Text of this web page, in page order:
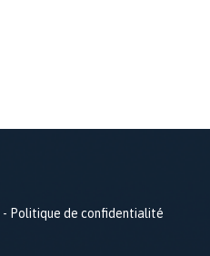
- Politique de confidentialité